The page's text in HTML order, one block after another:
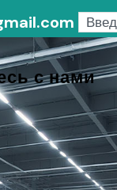
Search
с нами